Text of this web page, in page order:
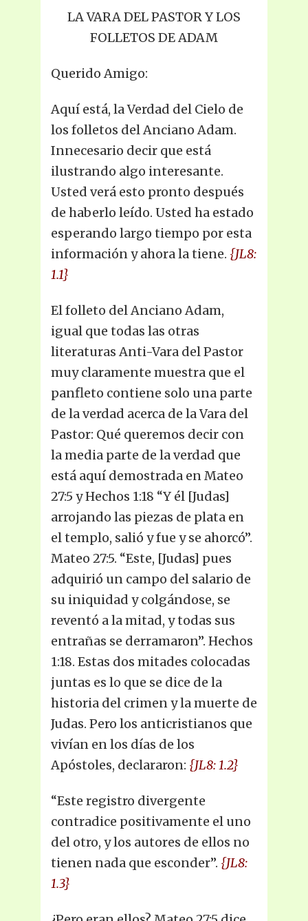
LA VARA DEL PASTOR Y LOS
FOLLETOS DE ADAM
Querido Amigo:
Aquí está, la Verdad del Cielo de
los folletos del Anciano Adam.
Innecesario decir que está
ilustrando algo interesante.
Usted verá esto pronto después
de haberlo leído. Usted ha estado
esperando largo tiempo por esta
información y ahora la tiene. {JL8:
1.1}
El folleto del Anciano Adam,
igual que todas las otras
literaturas Anti-Vara del Pastor
muy claramente muestra que el
panfleto contiene solo una parte
de la verdad acerca de la Vara del
Pastor: Qué queremos decir con
la media parte de la verdad que
está aquí demostrada en Mateo
27:5 y Hechos 1:18 “Y él [Judas]
arrojando las piezas de plata en
el templo, salió y fue y se ahorcó”.
Mateo 27:5. “Este, [Judas] pues
adquirió un campo del salario de
su iniquidad y colgándose, se
reventó a la mitad, y todas sus
entrañas se derramaron”. Hechos
1:18. Estas dos mitades colocadas
juntas es lo que se dice de la
historia del crimen y la muerte de
Judas. Pero los anticristianos que
vivían en los días de los
Apóstoles, declararon: {JL8: 1.2}
“Este registro divergente
contradice positivamente el uno
del otro, y los autores de ellos no
tienen nada que esconder”. {JL8:
1.3}